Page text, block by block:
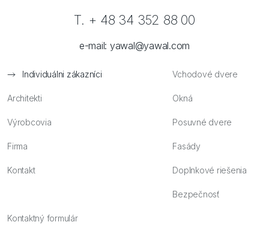
Individuálni zákazníci
Architekti
Výrobcovia
Firma
Kontakt
Vchodové dvere
Okná
Posuvné dvere
Fasády
Doplnkové riešenia
Bezpečnosť
Kontaktný formulár
T. + 48 34 352 88 00
e-mail: yawal@yawal.com